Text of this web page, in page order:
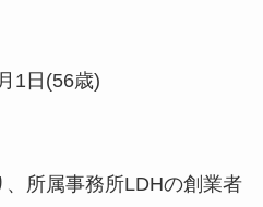
1日(56歳)
所属事務所LDHの創業者